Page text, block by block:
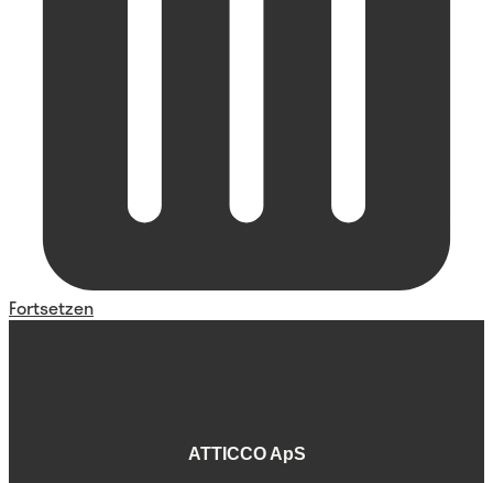
Fortsetzen
ATTICCO ApS